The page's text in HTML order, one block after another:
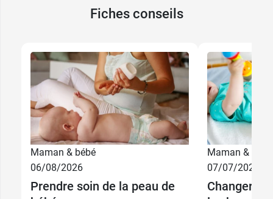
Fiches conseils
Maman & bébé
06/08/2026
Prendre soin de la peau de
Maman & bébé
07/07/2026
Changer la